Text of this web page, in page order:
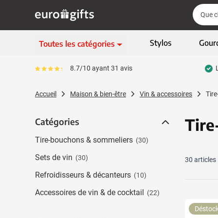
Chercher
Toutes les catégories
Ecriture
Afficher le sous-
Articles écologiques
Afficher le sous-
High-tech & multimédia
Entreprises & bureau
Afficher le sous-
Afficher le sous-
Afficher le sous-
Stylos
Le pourcentage moyen d'avis est de 87
8.7/10 ayant 31 avis
Accueil Maison & bien-être Vin & accessoires
Catégories
Catégories
Tire-bouchons & sommeliers (30)
Sets de vin (30)
Refroidisseurs & décanteurs (10)
Accessoires de vin & de cocktail (22)
30 articles